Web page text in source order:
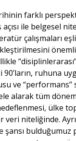
farklı
açısı ile belgesel
çalışmaları
90’ların, ruhuna
ve “performans”
alarak tüm
ülke
veri niteliğinde.
şansı